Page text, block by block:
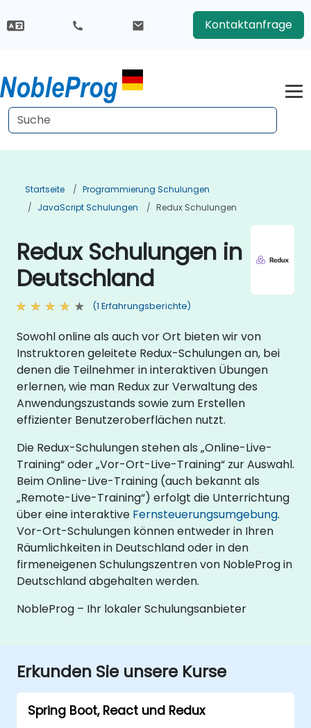
Kontaktanfrage
Startseite
Programmierung Schulungen
JavaScript Schulungen
Redux Schulungen
Redux Schulungen in
Deutschland
(1 Erfahrungsberichte)
Sowohl online als auch vor Ort bieten wir von
Instruktoren geleitete Redux-Schulungen an, bei
denen die Teilnehmer in interaktiven Übungen
erlernen, wie man Redux zur Verwaltung des
Anwendungszustands sowie zum Erstellen
effizienter Benutzeroberflächen nutzt.
Die Redux-Schulungen stehen als „Online-Live-
Training“ oder „Vor-Ort-Live-Training“ zur Auswahl.
Beim Online-Live-Training (auch bekannt als
„Remote-Live-Training“) erfolgt die Unterrichtung
über eine interaktive Fernsteuerungsumgebung.
Vor-Ort-Schulungen können entweder in Ihren
Räumlichkeiten in Deutschland oder in den
firmeneigenen Schulungszentren von NobleProg in
Deutschland abgehalten werden.
NobleProg – Ihr lokaler Schulungsanbieter
Erkunden Sie unsere Kurse
Spring Boot, React und Redux